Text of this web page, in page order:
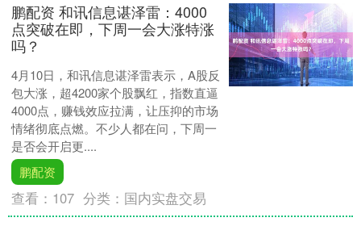
鹏配资 和讯信息谌泽雷：4000
点突破在即，下周一会大涨特涨
吗？
4月10日，和讯信息谌泽雷表示，A股反
包大涨，超4200家个股飘红，指数直逼
4000点，赚钱效应拉满，让压抑的市场
情绪彻底点燃。不少人都在问，下周一
是否会开启更....
鹏配资
查看： 107 分类： 国内实盘交易